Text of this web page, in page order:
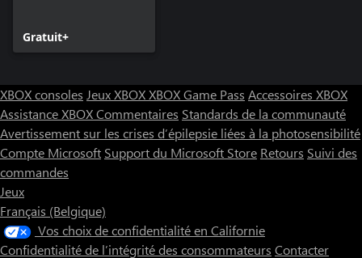
Gratuit+
XBOX consoles Jeux XBOXXBOX Game Pass Accessoires XBOX
Assistance XBOXCommentaires Standards de la communauté
Avertissement sur les crises d’épilepsie liées à la photosensibilité
Compte Microsoft Support du Microsoft Store Retours Suivi des
commandes
Jeux
Français (Belgique)
Vos choix de confidentialité en Californie
Confidentialité de l’intégrité des consommateurs Contacter